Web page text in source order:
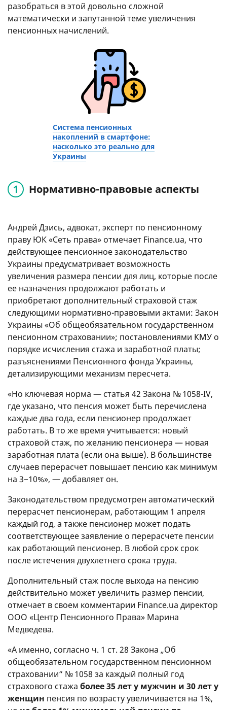
разобраться в этой довольно сложной
математически и запутанной теме увеличения
пенсионных начислений.
Система пенсионных
накоплений в смартфоне:
насколько это реально для
Украины
Нормативно-правовые аспекты
Андрей Дзись, адвокат, эксперт по пенсионному
праву ЮК «Сеть права» отмечает Finance.ua, что
действующее пенсионное законодательство
Украины предусматривает возможность
увеличения размера пенсии для лиц, которые после
ее назначения продолжают работать и
приобретают дополнительный страховой стаж
следующими нормативно-правовыми актами: Закон
Украины «Об общеобязательном государственном
пенсионном страховании»; постановлениями КМУ о
порядке исчисления стажа и заработной платы;
разъяснениями Пенсионного фонда Украины,
детализирующими механизм пересчета.
«Но ключевая норма — статья 42 Закона № 1058-IV,
где указано, что пенсия может быть перечислена
каждые два года, если пенсионер продолжает
работать. В то же время учитывается: новый
страховой стаж, по желанию пенсионера — новая
заработная плата (если она выше). В большинстве
случаев перерасчет повышает пенсию как минимум
на 3−10%», — добавляет он.
Законодательством предусмотрен автоматический
перерасчет пенсионерам, работающим 1 апреля
каждый год, а также пенсионер может подать
соответствующее заявление о перерасчете пенсии
как работающий пенсионер. В любой срок срок
после истечения двухлетнего срока труда.
Дополнительный стаж после выхода на пенсию
действительно может увеличить размер пенсии,
отмечает в своем комментарии Finance.ua директор
ООО «Центр Пенсионного Права» Марина
Медведева.
«А именно, согласно ч. 1 ст. 28 Закона „Об
общеобязательном государственном пенсионном
страховании“ № 1058 за каждый полный год
страхового стажа более 35 лет у мужчин и 30 лет у
женщин пенсия по возрасту увеличивается на 1%,